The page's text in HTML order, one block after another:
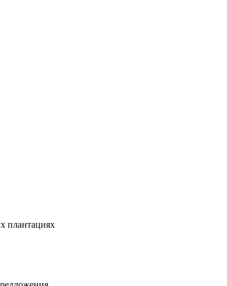
плантациях